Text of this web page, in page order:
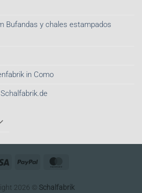
Bufandas y chales estampados
in Como
Visa PayPal
2026 © Schalfabrik